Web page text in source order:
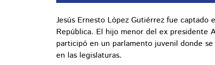
Jesús Ernesto López Gutiérrez fue
República. El hijo menor del ex presidente
participó en un parlamento juvenil donde
en las legislaturas.